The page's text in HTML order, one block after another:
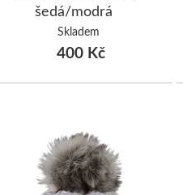
šedá/modrá
Skladem
400 Kč